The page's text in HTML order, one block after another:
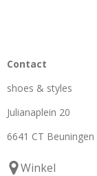
Contact
shoes & styles
Julianaplein 20
6641 CT Beuningen
Winkel